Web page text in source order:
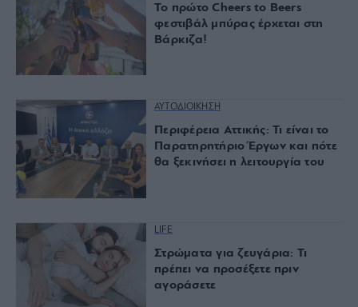
Το πρώτο Cheers to Beers
φεστιβάλ μπύρας έρχεται στη
Βάρκιζα!
ΑΥΤΟΔΙΟΙΚΗΣΗ
Περιφέρεια Αττικής: Τι είναι το
Παρατηρητήριο Έργων και πότε
θα ξεκινήσει η λειτουργία του
LIFE
Στρώματα για ζευγάρια: Τι
πρέπει να προσέξετε πριν
αγοράσετε